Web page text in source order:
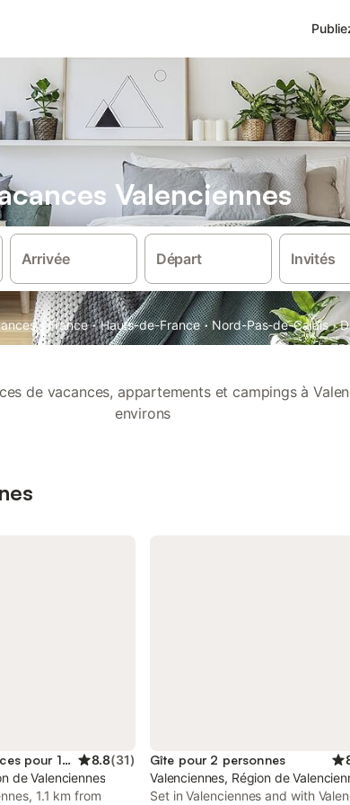
Valenciennes
Arrivée Départ Invités
· France · Hauts-de-France · Nord-Pas-de-Calais ·
de vacances, appartements et campings à
environs
Location de vacances pour 10 personnes 8.8(31)
de Valenciennes
1.1 km from
Gîte pour 2 personnes
Valenciennes, Région de
Set in Valenciennes and with